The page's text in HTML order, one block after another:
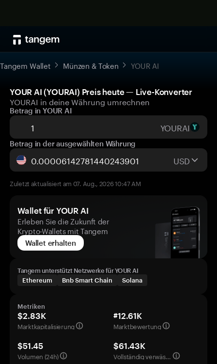
Tangem Wallet Münzen & Token YOUR AI
YOUR AI (YOURAI) Preis heute — Live-Konverter
YOURAI in deine Währung umrechnen
Betrag in YOUR AI
YOURAI
Betrag in der ausgewählten Währung
USD
Zuletzt aktualisiert am 07. Aug., 2026 10:47 AM
Wallet für YOUR AI
Erleben Sie die Zukunft der
Krypto-Wallets mit Tangem
Wallet erhalten
Tangem unterstützt Netzwerke für YOUR AI
Ethereum
Bnb Smart Chain Solana
Metriken
$2.83K
Marktkapitalisierung
#12.61K
Marktbewertung
$51.45
Volumen (24h)
$61.43K
Vollständig verwässerte Bewertung